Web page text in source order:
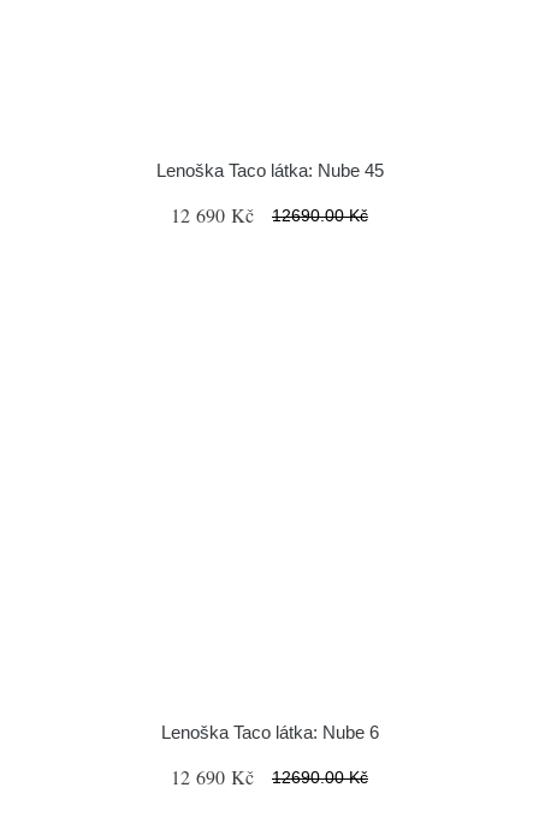
Lenoška Taco látka: Nube 45
12 690 Kč 12690.00 Kč
Lenoška Taco látka: Nube 6
12 690 Kč 12690.00 Kč